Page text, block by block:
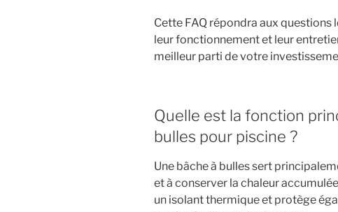
Cette FAQ répondra aux questions
leur fonctionnement et leur
meilleur parti de votre
Quelle est la fonction
bulles pour piscine ?
Une bâche à bulles sert
et à conserver la chaleur
un isolant thermique et protège